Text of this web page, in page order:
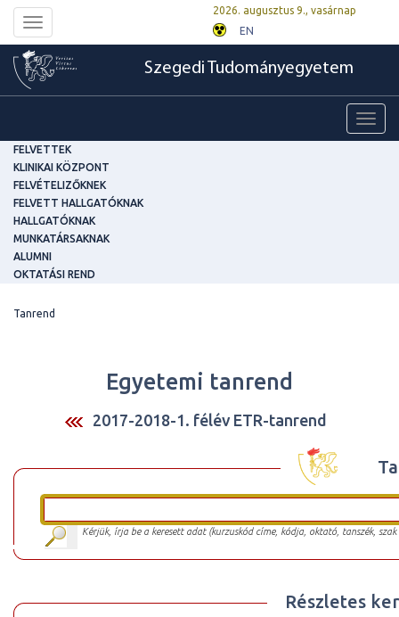
Toggle
navigation
2026. augusztus 9., vasárnap
EN
Szegedi Tudományegyetem
FELVETTEK
KLINIKAI KÖZPONT
FELVÉTELIZŐKNEK
FELVETT HALLGATÓKNAK
HALLGATÓKNAK
MUNKATÁRSAKNAK
ALUMNI
OKTATÁSI REND
Tanrend
Egyetemi tanrend
2017-2018-1. félév ETR-tanrend
Kérjük, írja be a keresett adat (kurzuskód címe, kódja, oktató, tanszék,
Részletes